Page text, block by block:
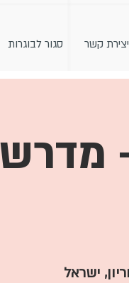
יצירת קשר סגור לבוגרות
ישראל